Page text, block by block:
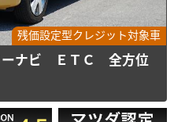
残価設定型クレジット対象車
ーナビ ＥＴＣ 全方位